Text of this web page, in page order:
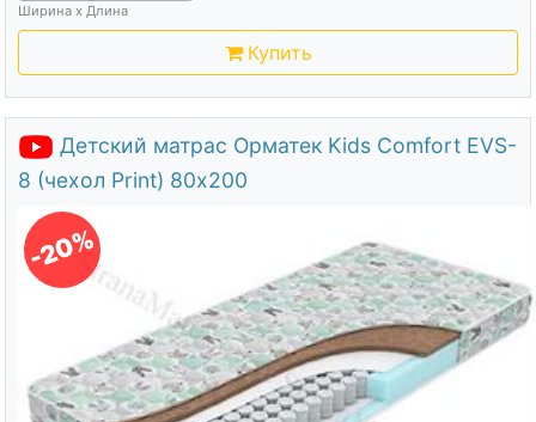
Ширина х Длина
Купить
Детский матрас Орматек Kids Comfort EVS-
8 (чехол Print) 80х200
-20%